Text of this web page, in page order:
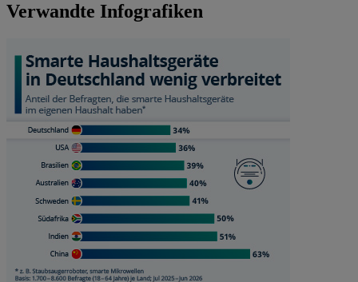
Verwandte Infografiken